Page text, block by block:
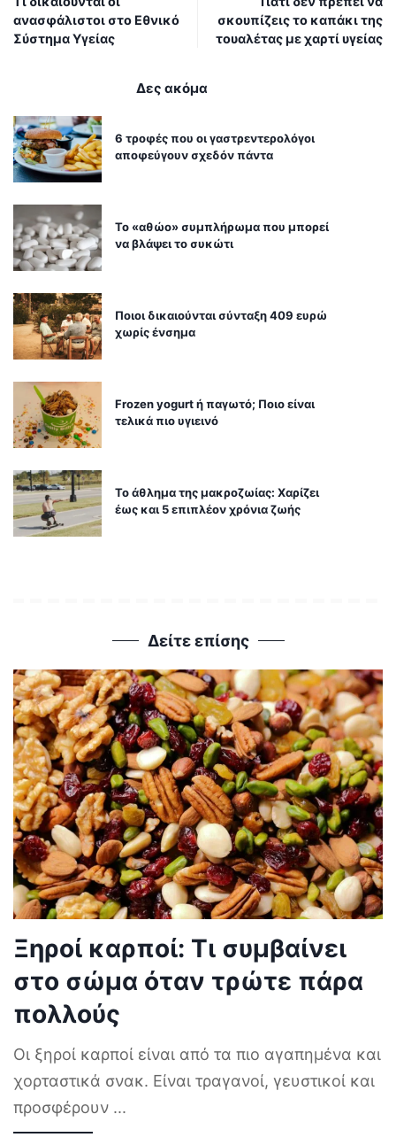
ανασφάλιστοι στο Εθνικό
Σύστημα Υγείας
σκουπίζεις το καπάκι της
τουαλέτας με χαρτί υγείας
Δες ακόμα
6 τροφές που οι γαστρεντερολόγοι
αποφεύγουν σχεδόν πάντα
Το «αθώο» συμπλήρωμα που μπορεί
να βλάψει το συκώτι
Ποιοι δικαιούνται σύνταξη 409 ευρώ
χωρίς ένσημα
Frozen yogurt ή παγωτό; Ποιο είναι
τελικά πιο υγιεινό
Το άθλημα της μακροζωίας: Χαρίζει
έως και 5 επιπλέον χρόνια ζωής
Δείτε επίσης
Ξηροί καρποί: Τι συμβαίνει
στο σώμα όταν τρώτε πάρα
πολλούς
Οι ξηροί καρποί είναι από τα πιο αγαπημένα και
χορταστικά σνακ. Είναι τραγανοί, γευστικοί και
προσφέρουν ...